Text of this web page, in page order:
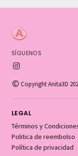
SÍGUENOS
Copyright Anita3D
LEGAL
Términos y
Politica de reembolso
Política de privacidad